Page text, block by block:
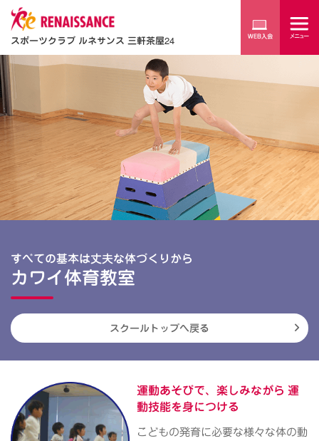
スポーツクラブ ルネサンス 三軒茶屋24
すべての基本は丈夫な体づくりから
カワイ体育教室
スクールトップへ戻る
運動あそびで、楽しみながら 運
動技能を身につける
こどもの発育に必要な様々な体の動